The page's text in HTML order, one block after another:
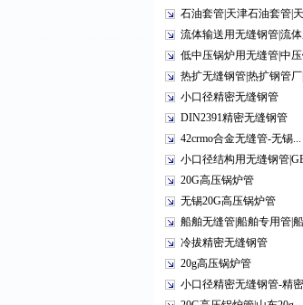
石油套管|天津石油套管|
流体输送用无缝钢管|流
低中压锅炉用无缝管|中
热扩无缝钢管|热扩钢管厂
小口径精密无缝钢管
DIN2391精密无缝钢管
42crmo合金无缝管-无锡...
小口径结构用无缝钢管
20G高压锅炉管
无锡20G高压锅炉管
船舶无缝管|船舶专用管|
冷拔精密无缝钢管
20g高压锅炉管
小口径精密无缝钢管-精